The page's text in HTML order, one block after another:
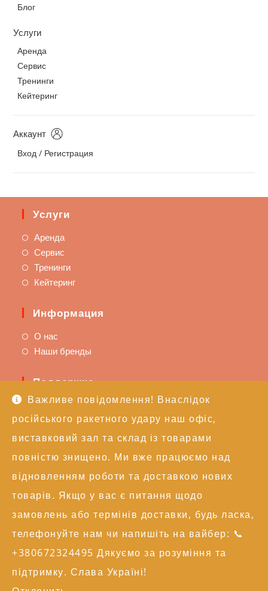
Важливе повідомлення! Внаслідок
російського ракетного удару наш офіс,
виставковий зал та склад із товарами
повністю знищено. Ми вже працюємо над
відновленням роботи та доставкою нових
товарів. Якщо у вас є питання щодо
замовлень або термінів доставки, будь ласка,
телефонуйте нам чи напишіть на вайбер: 📞
+380672324495 Дякуємо за розуміння та
підтримку. Слава Україні!
Блог
Услуги
Аренда
Сервис
Тренинги
Кейтеринг
Аккаунт
Вход / Регистрация
Услуги
Аренда
Сервис
Тренинги
Кейтеринг
Информация
О нас
Наши бренды
Поддержка
Доставка и оплата
Политика возврата
Техподдержка
+38 (050) 246-17-15
info@alexgroupe.com
Больше информации
© 2004-2026 AG | Всі права захищені